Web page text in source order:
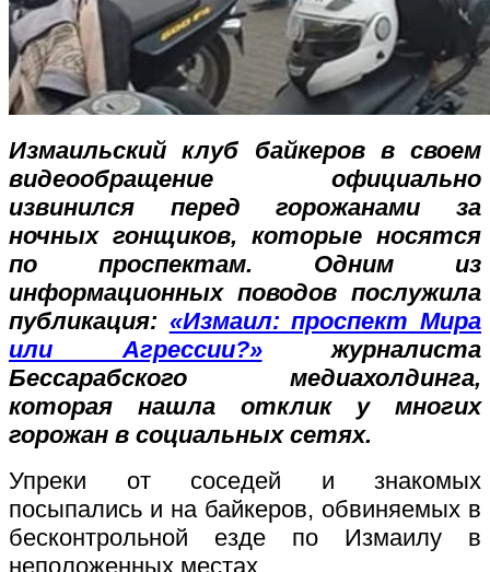
Измаильский клуб байкеров в своем
видеообращение официально
извинился перед горожанами за
ночных гонщиков, которые носятся
по проспектам. Одним из
информационных поводов послужила
публикация: «Измаил: проспект Мира
или Агрессии?»журналиста
Бессарабского медиахолдинга,
которая нашла отклик у многих
горожан в социальных сетях.
Упреки от соседей и знакомых
посыпались и на байкеров, обвиняемых в
бесконтрольной езде по Измаилу в
неположенных местах.